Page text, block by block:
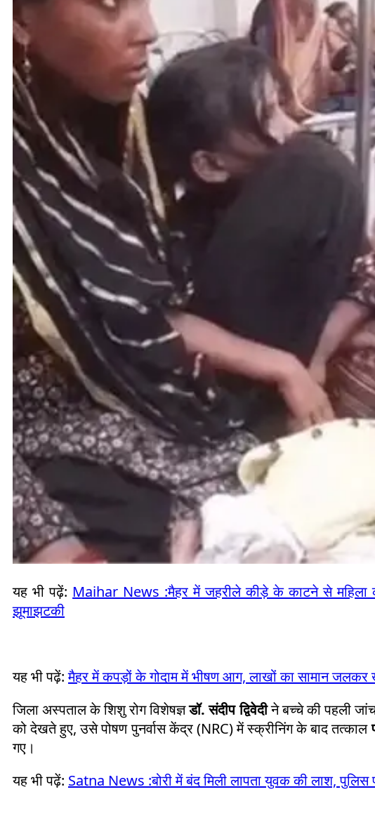
यह भी पढ़ें: Maihar News :मैहर में जहरीले कीड़े के काटने से महिला
झूमाझटकी
यह भी पढ़ें: मैहर में कपड़ों के गोदाम में भीषण आग, लाखों का सामान जलकर
जिला अस्पताल के शिशु रोग विशेषज्ञडॉ. संदीप द्विवेदीने बच्चे की पहली
को देखते हुए, उसे पोषण पुनर्वास केंद्र (NRC) में स्क्रीनिंग के बाद तत्काल
गए।
यह भी पढ़ें: Satna News :बोरी में बंद मिली लापता युवक की लाश, पुलिस